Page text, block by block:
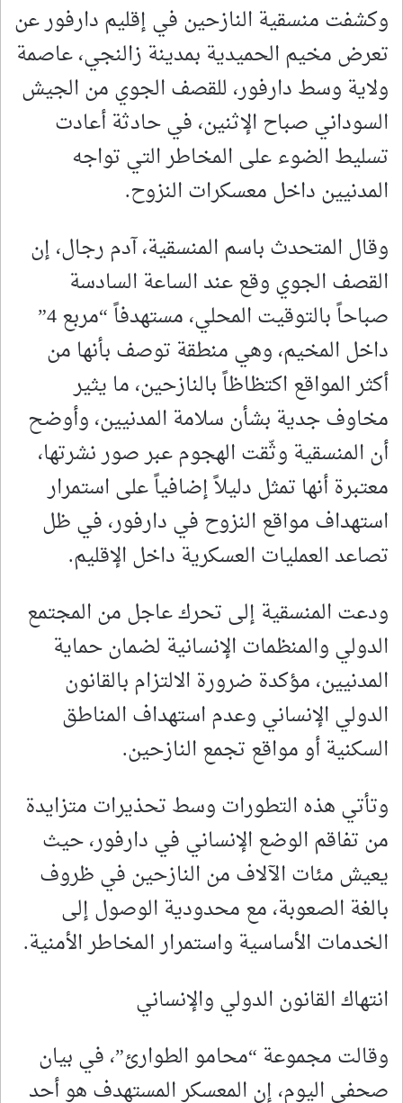
وكشفت منسقية النازحين في إقليم دارفور عن
تعرض مخيم الحميدية بمدينة زالنجي، عاصمة
ولاية وسط دارفور، للقصف الجوي من الجيش
السوداني صباح الإثنين، في حادثة أعادت
تسليط الضوء على المخاطر التي تواجه
المدنيين داخل معسكرات النزوح.
وقال المتحدث باسم المنسقية، آدم رجال، إن
القصف الجوي وقع عند الساعة السادسة
صباحاً بالتوقيت المحلي، مستهدفاً “مربع 4”
داخل المخيم، وهي منطقة توصف بأنها من
أكثر المواقع اكتظاظاً بالنازحين، ما يثير
مخاوف جدية بشأن سلامة المدنيين، وأوضح
أن المنسقية وثّقت الهجوم عبر صور نشرتها،
معتبرة أنها تمثل دليلاً إضافياً على استمرار
استهداف مواقع النزوح في دارفور، في ظل
تصاعد العمليات العسكرية داخل الإقليم.
ودعت المنسقية إلى تحرك عاجل من المجتمع
الدولي والمنظمات الإنسانية لضمان حماية
المدنيين، مؤكدة ضرورة الالتزام بالقانون
الدولي الإنساني وعدم استهداف المناطق
السكنية أو مواقع تجمع النازحين.
وتأتي هذه التطورات وسط تحذيرات متزايدة
من تفاقم الوضع الإنساني في دارفور، حيث
يعيش مئات الآلاف من النازحين في ظروف
بالغة الصعوبة، مع محدودية الوصول إلى
الخدمات الأساسية واستمرار المخاطر الأمنية.
انتهاك القانون الدولي والإنساني
وقالت مجموعة “محامو الطوارئ”، في بيان
صحفي اليوم، إن المعسكر المستهدف هو أحد